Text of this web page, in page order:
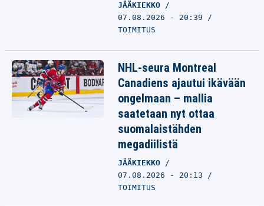
JÄÄKIEKKO
07.08.2026 - 20:39
TOIMITUS
NHL-seura Montreal
Canadiens ajautui ikävään
ongelmaan – mallia
saatetaan nyt ottaa
suomalaistähden
megadiilistä
JÄÄKIEKKO
07.08.2026 - 20:13
TOIMITUS